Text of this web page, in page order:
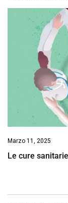
Marzo 11, 2025
Le cure